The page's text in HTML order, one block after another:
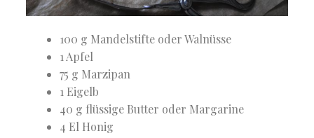
100 g Mandelstifte oder Walnüsse
1 Apfel
75 g Marzipan
1 Eigelb
40 g flüssige Butter oder Margarine
4 El Honig